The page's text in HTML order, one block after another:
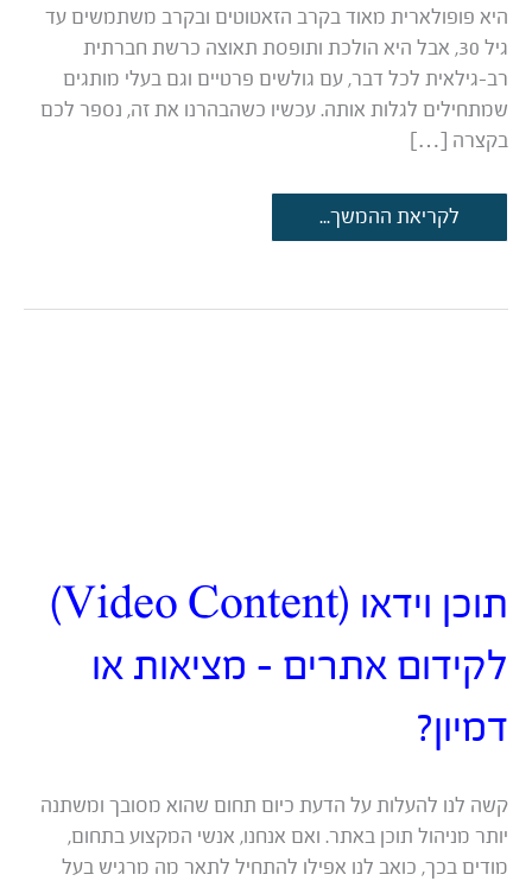
היא פופולארית מאוד בקרב הזאטוטים ובקרב משתמשים עד
גיל 30, אבל היא הולכת ותופסת תאוצה כרשת חברתית
רב-גילאית לכל דבר, עם גולשים פרטיים וגם בעלי מותגים
שמתחילים לגלות אותה. עכשיו כשהבהרנו את זה, נספר לכם
בקצרה […]
תקועים
בלי
חדש?
לקריאת ההמשך...
תוכן וידאו (Video Content)
לקידום אתרים – מציאות או
דמיון?
קשה לנו להעלות על הדעת כיום תחום שהוא מסובך ומשתנה
יותר מניהול תוכן באתר. ואם אנחנו, אנשי המקצוע בתחום,
מודים בכך, כואב לנו אפילו להתחיל לתאר מה מרגיש בעל